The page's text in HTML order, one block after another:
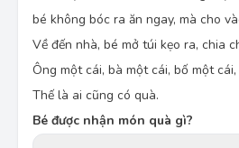
bé không bóc ra ăn ngay, mà cho
Về đến nhà, bé mở túi kẹo ra, chia
Ông một cái, bà một cái, bố một
Thế là ai cũng có quà.
Bé được nhận món quà gì?